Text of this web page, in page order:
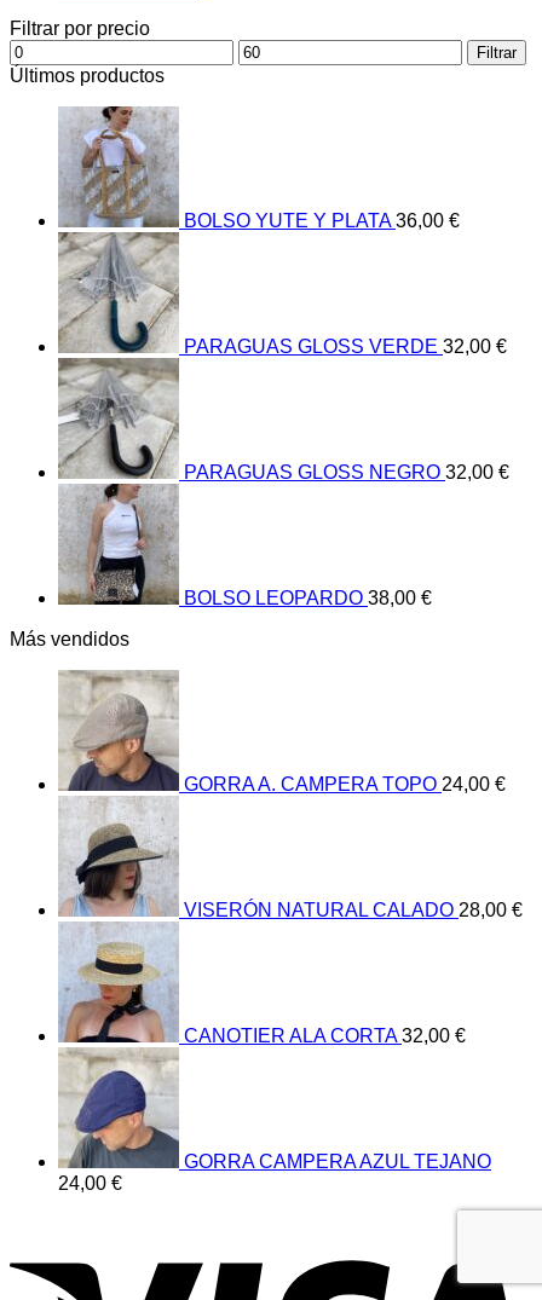
Filtrar por precio
Precio
mínimo
Precio
máximo
Filtrar
Últimos productos
BOLSO YUTE Y PLATA 36,00 €
PARAGUAS GLOSS VERDE 32,00 €
PARAGUAS GLOSS NEGRO 32,00 €
BOLSO LEOPARDO 38,00 €
Más vendidos
GORRA A. CAMPERA TOPO 24,00 €
VISERÓN NATURAL CALADO 28,00 €
CANOTIER ALA CORTA 32,00 €
GORRA CAMPERA AZUL TEJANO
24,00 €